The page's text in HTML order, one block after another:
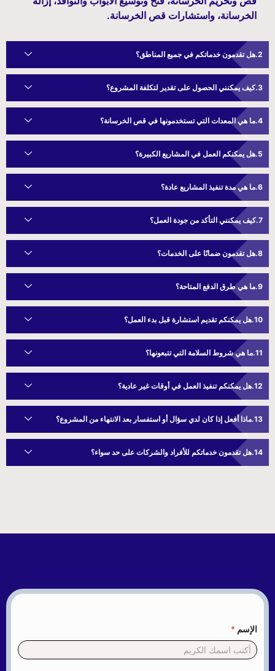
الخرسانة، واستشارات قص الخرسانة.
هل تقدمون خدماتكم في جميع المناطق؟
كيف يمكنني الحصول على تقدير لتكلفة المشروع؟
ما هي المعدات التي تستخدمونها في قص الخرسانة؟
هل يمكنكم العمل في المشاريع الكبيرة؟
ما هي مدة تنفيذ المشاريع عادة؟
كيف يمكنني التأكد من جودة العمل؟
هل تقدمون ضمانًا على الخدمات؟
ما هي طرق الدفع المتاحة؟
هل يمكنكم تقديم استشارة قبل بدء العمل؟
ما هي شروط السلامة التي تتبعونها؟
هل يمكنكم تنفيذ العمل في أوقات غير عادية؟
ماذا أفعل إذا كان لدي سؤال أو استفسار بعد الانتهاء من المشروع؟
هل تقدمون خدماتكم للأفراد والشركات على حد سواء؟
الإسم *